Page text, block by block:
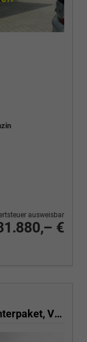
€
ausweisbar
Aktion 1.5 TSI 110 kW DSG, Winterpaket, Virtual Pedal für Heckklappe, Klimaautomatik 3 Zonen, 18 Zoll Alufelgen, elektr. ACC,Full-LED,PDC, Radioanlage,induktive Ladestation